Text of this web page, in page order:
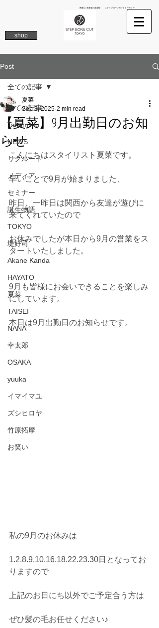
南青山 表参道の美容院 ステップボーンカットトーキョー
shop
Post
全ての記事
Takamitsu
NEWS
リクルート
メディア
セミナー
誕生物語
TOKYO
堤好司
Akane Kanda
HAYATO
夏菜
TAISEI
NANA
幸太郎
OSAKA
yuuka
イマイマユ
ズシヒロヤ
竹原拓摩
お笑い
全ての記事
【夏菜】9月出勤日のお知
らせ
夏菜
Sep 3, 2025 2 min read
こんにちはスタイリスト夏菜です。
早いことで9月が始まりました、
昨日、一昨日は関西から友達が遊びに
来てくれていたので
お休みでしたが本日から9月の営業をス
タートいたしました。
9月も皆様にお会いできることを楽しみ
にしています。
本日は9月出勤日のお知らせです。
私の9月のお休みは
1.2.8.9.10.16.18.22.23.30日となってお
りますので
上記のお日にち以外でご予定合う方は
ぜひ髪の毛お任せください♪